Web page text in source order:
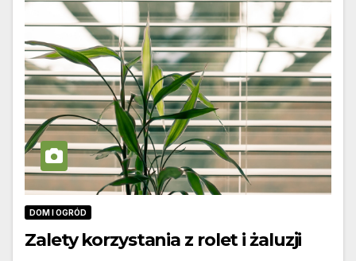
DOM I OGRÓD
Zalety korzystania z rolet i żaluzji